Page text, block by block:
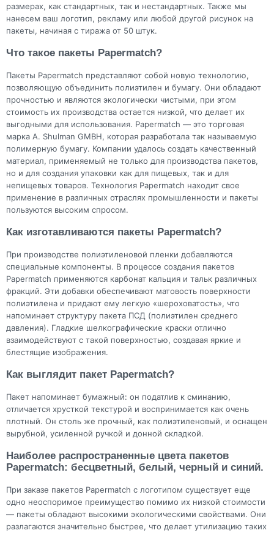
размерах, как стандартных, так и нестандартных. Также мы
нанесем ваш логотип, рекламу или любой другой рисунок на
пакеты, начиная с тиража от 50 штук.
Что такое пакеты Papermatch?
Пакеты Papermatch представляют собой новую технологию,
позволяющую объединить полиэтилен и бумагу. Они обладают
прочностью и являются экологически чистыми, при этом
стоимость их производства остается низкой, что делает их
выгодными для использования. Papermatch — это торговая
марка A. Shulman GMBH, которая разработала так называемую
полимерную бумагу. Компании удалось создать качественный
материал, применяемый не только для производства пакетов,
но и для создания упаковки как для пищевых, так и для
непищевых товаров. Технология Papermatch находит свое
применение в различных отраслях промышленности и пакеты
пользуются высоким спросом.
Как изготавливаются пакеты Papermatch?
При производстве полиэтиленовой пленки добавляются
специальные компоненты. В процессе создания пакетов
Papermatch применяются карбонат кальция и тальк различных
фракций. Эти добавки обеспечивают матовость поверхности
полиэтилена и придают ему легкую «шероховатость», что
напоминает структуру пакета ПСД (полиэтилен среднего
давления). Гладкие шелкографические краски отлично
взаимодействуют с такой поверхностью, создавая яркие и
блестящие изображения.
Как выглядит пакет Papermatch?
Пакет напоминает бумажный: он податлив к сминанию,
отличается хрусткой текстурой и воспринимается как очень
плотный. Он столь же прочный, как полиэтиленовый, и оснащен
вырубной, усиленной ручкой и донной складкой.
Наиболее распространенные цвета пакетов
Papermatch: бесцветный, белый, черный и синий.
При заказе пакетов Papermatch с логотипом существует еще
одно неоспоримое преимущество помимо их низкой стоимости
— пакеты обладают высокими экологическими свойствами. Они
разлагаются значительно быстрее, что делает утилизацию таких